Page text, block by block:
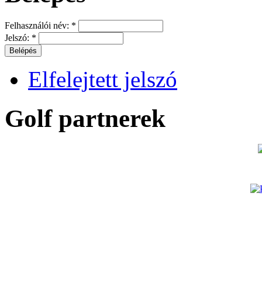
Felhasználói név: *
Jelszó: *
Elfelejtett jelszó
Golf partnerek